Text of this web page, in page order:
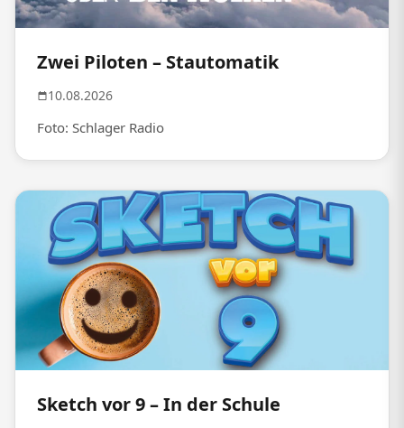
Zwei Piloten – Stautomatik
10.08.2026
Foto: Schlager Radio
Sketch vor 9 – In der Schule